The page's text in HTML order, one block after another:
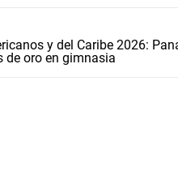
y del Caribe 2026:
de oro en gimnasia